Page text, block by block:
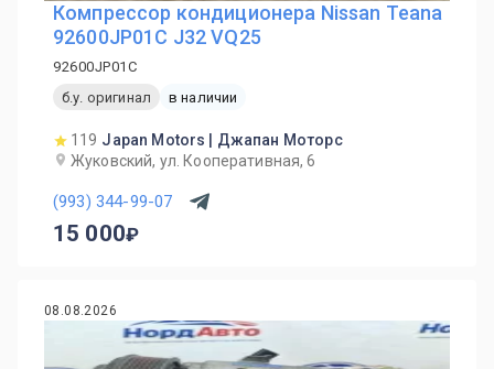
Компрессор кондиционера Nissan Teana
92600JP01C J32 VQ25
92600JP01C
б.у. оригинал
в наличии
119 Japan Motors | Джапан Моторс
Жуковский, ул. Кооперативная, 6
(993) 344-99-07
15 000
08.08.2026